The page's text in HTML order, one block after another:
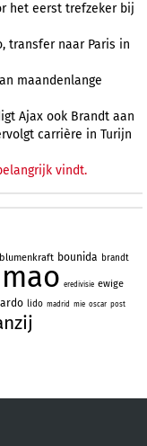
het eerst trefzeker bij
transfer naar Paris in
maandenlange
Ajax ook Brandt aan
carrière in Turijn
vindt.
blumenkraft bounida brandt
eredivisie ewige
lido madrid mie oscar post